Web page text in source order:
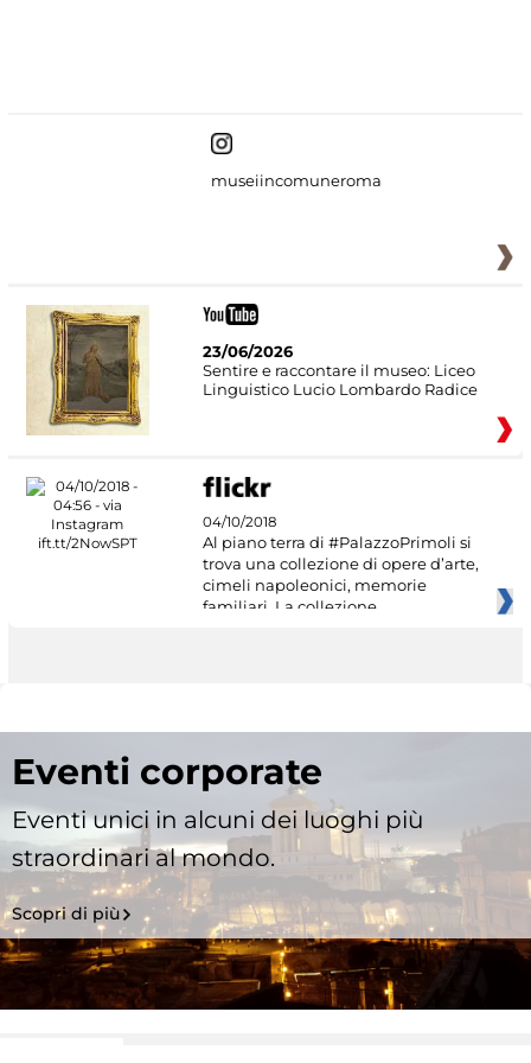
museiincomuneroma
23/06/2026
Sentire e raccontare il museo: Liceo
Linguistico Lucio Lombardo Radice
04/10/2018
Al piano terra di #PalazzoPrimoli si
trova una collezione di opere d’arte,
cimeli napoleonici, memorie
familiari. La collezione
Eventi corporate
Eventi unici in alcuni dei luoghi più
straordinari al mondo.
Scopri di più